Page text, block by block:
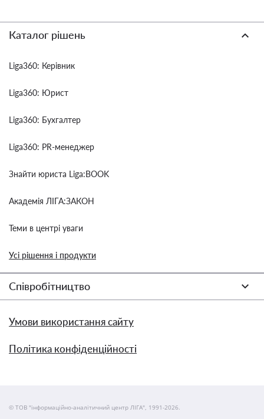
Каталог рішень
Liga360: Керівник
Liga360: Юрист
Liga360: Бухгалтер
Liga360: PR-менеджер
Знайти юриста Liga:BOOK
Академія ЛІГА:ЗАКОН
Теми в центрі уваги
Усі рішення і продукти
Співробітництво
Умови використання сайту
Політика конфіденційності
© ТОВ "інформаційно-аналітичний центр ЛІГА", 1991-2026.